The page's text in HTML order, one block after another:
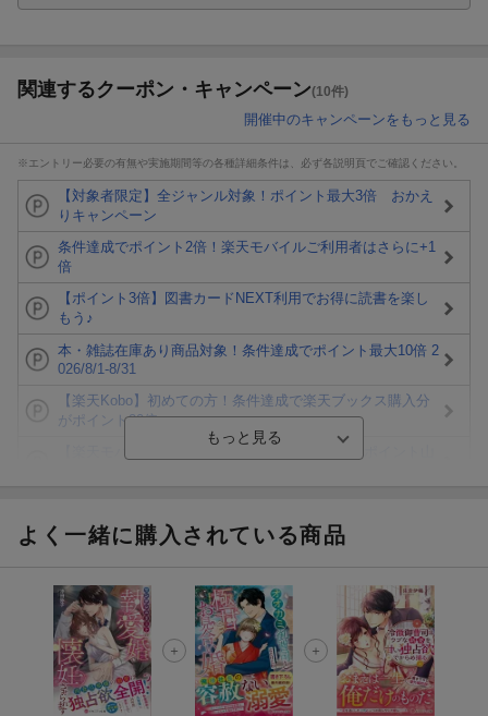
関連するクーポン・キャンペーン(10件)
開催中のキャンペーンをもっと見る
※エントリー必要の有無や実施期間等の各種詳細条件は、必ず各説明頁でご確認ください。
【対象者限定】全ジャンル対象！ポイント最大3倍 おかえ
りキャンペーン
条件達成でポイント2倍！楽天モバイルご利用者はさらに+1
倍
【ポイント3倍】図書カードNEXT利用でお得に読書を楽し
もう♪
本・雑誌在庫あり商品対象！条件達成でポイント最大10倍 2
026/8/1-8/31
【楽天Kobo】初めての方！条件達成で楽天ブックス購入分
がポイント20倍
ト山分け
エントリー＆3,000円以上購入で無料データSIM（3GB/月プ
ラン）が当たる！
楽天モバイル紹介キャンペーンの拡散で300円OFFクーポン
進呈
よく一緒に購入されている商品